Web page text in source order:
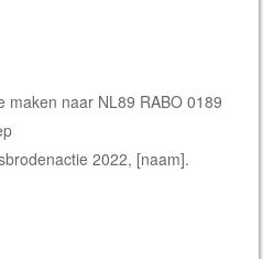
maken naar NL89 RABO 0189
2022, [naam].